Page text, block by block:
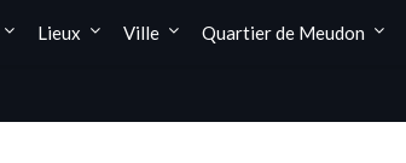
Lieux Ville Quartier de Meudon